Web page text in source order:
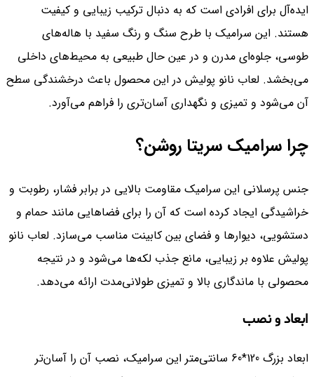
ایده‌آل برای افرادی است که به دنبال ترکیب زیبایی و کیفیت
هستند. این سرامیک با طرح سنگ و رنگ سفید با هاله‌های
طوسی، جلوه‌ای مدرن و در عین حال طبیعی به محیط‌های داخلی
می‌بخشد. لعاب نانو پولیش در این محصول باعث درخشندگی سطح
آن می‌شود و تمیزی و نگهداری آسان‌تری را فراهم می‌آورد.
چرا سرامیک سریتا روشن؟
جنس پرسلانی این سرامیک مقاومت بالایی در برابر فشار، رطوبت و
خراشیدگی ایجاد کرده است که آن را برای فضاهایی مانند حمام و
دستشویی، دیوارها و فضای بین کابینت مناسب می‌سازد. لعاب نانو
پولیش علاوه بر زیبایی، مانع جذب لکه‌ها می‌شود و در نتیجه
محصولی با ماندگاری بالا و تمیزی طولانی‌مدت ارائه می‌دهد.
ابعاد و نصب
ابعاد بزرگ 120*60 سانتی‌متر این سرامیک، نصب آن را آسان‌تر